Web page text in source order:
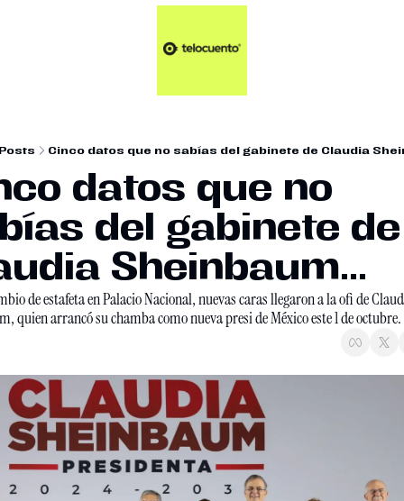
Artículos 📑
Plus 💎
Entretenimiento🥤
Cinco datos que no sabías del gabinete de Claudia
datos que no
del gabinete de
Sheinbaum...
de estafeta en Palacio Nacional, nuevas caras llegaron a la ofi de
quien arrancó su chamba como nueva presi de México este 1 de octubre.